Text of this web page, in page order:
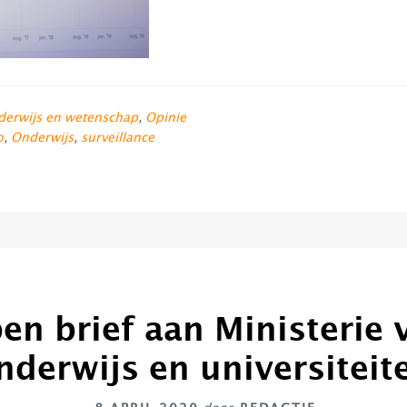
en wetenschap, Opinie
, Onderwijs, surveillance
brief aan Ministerie
en